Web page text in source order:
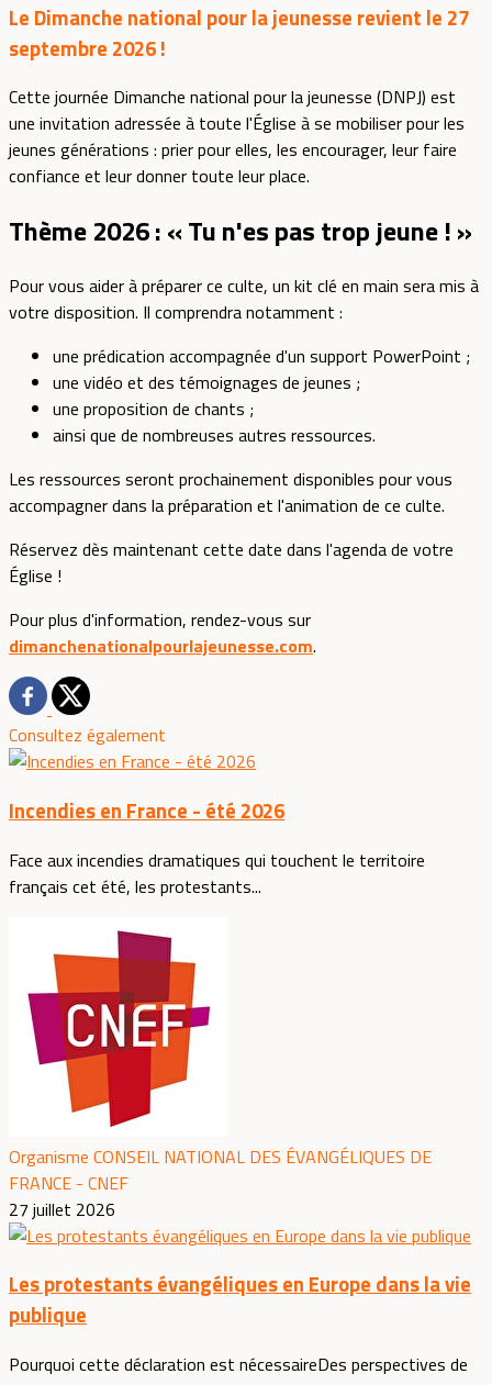
Le Dimanche national pour la jeunesse revient le 27
septembre 2026 !
Cette journée Dimanche national pour la jeunesse (DNPJ) est
une invitation adressée à toute l'Église à se mobiliser pour les
jeunes générations : prier pour elles, les encourager, leur faire
confiance et leur donner toute leur place.
Thème 2026 : « Tu n'es pas trop jeune ! »
Pour vous aider à préparer ce culte, un kit clé en main sera mis à
votre disposition. Il comprendra notamment :
une prédication accompagnée d'un support PowerPoint ;
une vidéo et des témoignages de jeunes ;
une proposition de chants ;
ainsi que de nombreuses autres ressources.
Les ressources seront prochainement disponibles pour vous
accompagner dans la préparation et l'animation de ce culte.
Réservez dès maintenant cette date dans l'agenda de votre
Église !
Pour plus d'information, rendez-vous sur
dimanchenationalpourlajeunesse.com.
Consultez également
Incendies en France - été 2026
Face aux incendies dramatiques qui touchent le territoire
français cet été, les protestants...
Organisme CONSEIL NATIONAL DES ÉVANGÉLIQUES DE
FRANCE - CNEF
27 juillet 2026
Les protestants évangéliques en Europe dans la vie
publique
Pourquoi cette déclaration est nécessaireDes perspectives de